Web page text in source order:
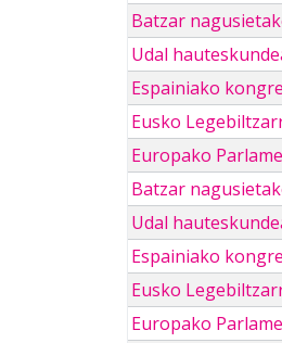
Batzar
Udal
Espainiako
Eusko
Europako
Batzar
Udal
Espainiako
Eusko
Europako